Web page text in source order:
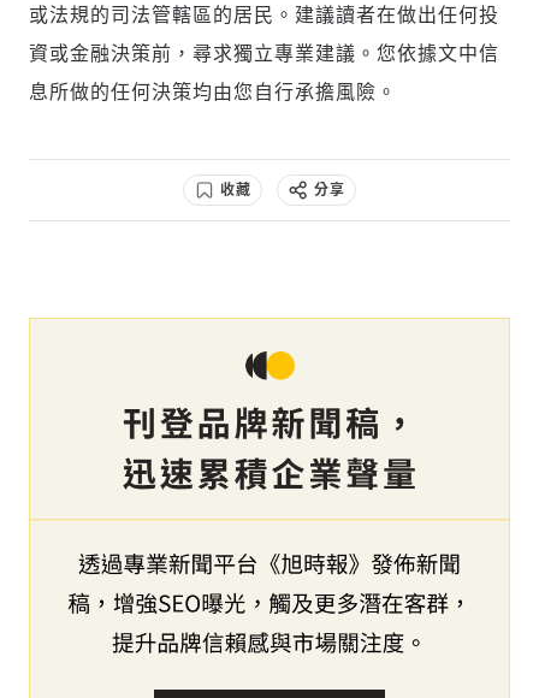
或法規的司法管轄區的居民。建議讀者在做出任何投
資或金融決策前，尋求獨立專業建議。您依據文中信
息所做的任何決策均由您自行承擔風險。
收藏 分享